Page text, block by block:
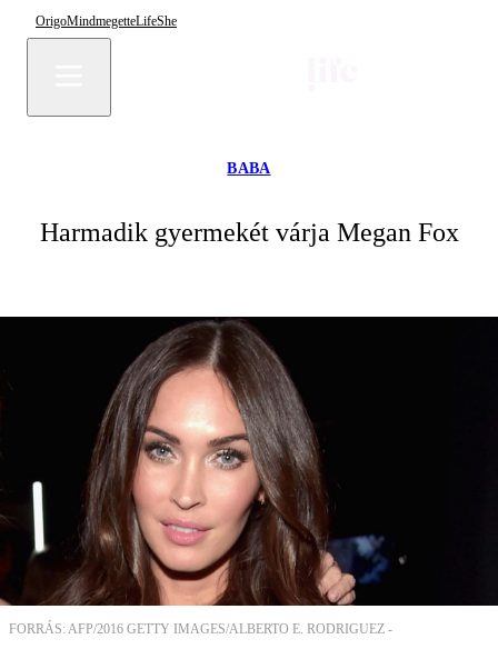
OrigoMindmegetteLifeShe
BABA
Harmadik gyermekét várja Megan Fox
FORRÁS: AFP/2016 GETTY IMAGES/ALBERTO E. RODRIGUEZ -